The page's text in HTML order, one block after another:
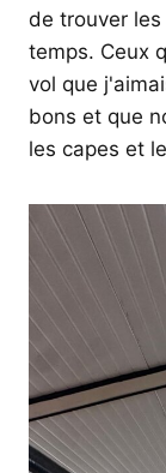
de trouver
temps. Ceux
vol que
bons et que
les capes et